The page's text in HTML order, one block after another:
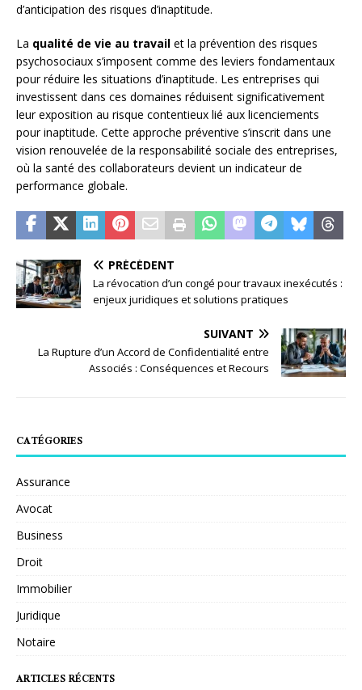
d’anticipation des risques d’inaptitude.
La qualité de vie au travail et la prévention des risques
psychosociaux s’imposent comme des leviers fondamentaux
pour réduire les situations d’inaptitude. Les entreprises qui
investissent dans ces domaines réduisent significativement
leur exposition au risque contentieux lié aux licenciements
pour inaptitude. Cette approche préventive s’inscrit dans une
vision renouvelée de la responsabilité sociale des entreprises,
où la santé des collaborateurs devient un indicateur de
performance globale.
PRÉCÉDENT
La révocation d’un congé pour travaux inexécutés :
enjeux juridiques et solutions pratiques
SUIVANT
La Rupture d’un Accord de Confidentialité entre
Associés : Conséquences et Recours
CATÉGORIES
Assurance
Avocat
Business
Droit
Immobilier
Juridique
Notaire
ARTICLES RÉCENTS